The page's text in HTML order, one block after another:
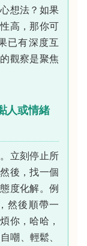
想法？如果
高，那你可
已有深度互
觀察是聚焦
人或情緒
立刻停止所
後，找一個
度化解。例
然後順帶一
你，哈哈，
嘲、輕鬆、